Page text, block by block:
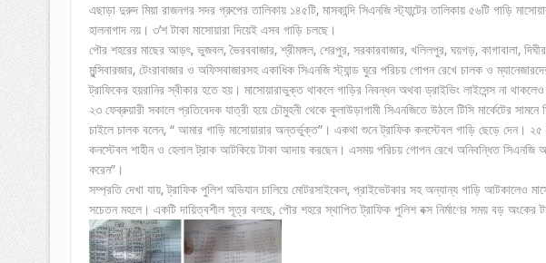
এছাড়া দুরুদ মিয়া রাজনগর সদর গ্রুপের তালিকায় ১৪৫টি, মাসকান্দি সিএনজি স্ট্যান্টের তালিকায় ৫৬টি গাড়ি
হালনাগাদ নয়। ৩’শ টাকা মাসোয়ারা দিয়েই এসব গাড়ি চলছে।
পৌর শহরের মাছের আড়ৎ, ভুজবল, ভৈরববাজার, শ্রীমঙ্গল, শেরপুর, সরকারবাজার, খলিলপুর, ঘয়গড়, কাগাবালা,
মুন্সিবারজার, টেংরাবাজার ও অফিসবাজারসহ একাধিক সিএনজি স্ট্যান্ড ঘুরে পরিচয় গোপন রেখে চালক ও
ট্রাফিকের হয়রানির স্বীকার হতে হয়। মাসোয়ারাভুক্ত থাকলে গাড়ির নিবন্ধন অথবা ড্রাইভিং লাইসেন্স না
২৩ ফেব্রুয়ারী সকালে প্রতিবেদক যাত্রী হয়ে চৌমুহনী থেকে কুলাউড়াগামী সিএনজিতে উঠলে টিসি মার্কেটের
চাইলে চালক বলেন, “ আমার গাড়ি মাসোয়ারার অন্তর্ভুক্ত”। একথা শুনে ট্রাফিক কনস্টেবল গাড়ি ছেড়ে দেন। ২৫
কনস্টেবল শাহীন ও হেলাল ট্রাক আটকিয়ে টাকা আদায় করছেন। এসময় পরিচয় গোপন রেখে অনিবন্ধিত সিএনজি
করেন”।
সম্প্রতি দেখা যায়, ট্রাফিক পুলিশ অভিযান চালিয়ে মোটরসাইকেল, প্রাইভেটকার সহ অন্যান্য গাড়ি আটকালেও
সচেতন মহলে। একটি দায়িত্বশীল সূত্র বলছে, পৌর শহরে স্থাপিত ট্রাফিক পুলিশ বক্স নির্মাণের সময় বড় অংকের